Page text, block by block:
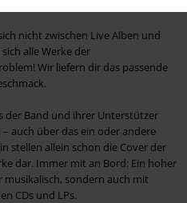
nicht zwischen Live Alben und
alle Werke der
Wir liefern dir das passende
der Band und ihrer Unterstützer
auch über das ein oder andere
stellen allein schon die Cover der
dar. Immer mit an Bord: Ein hoher
sondern auch mit
CDs und LPs.